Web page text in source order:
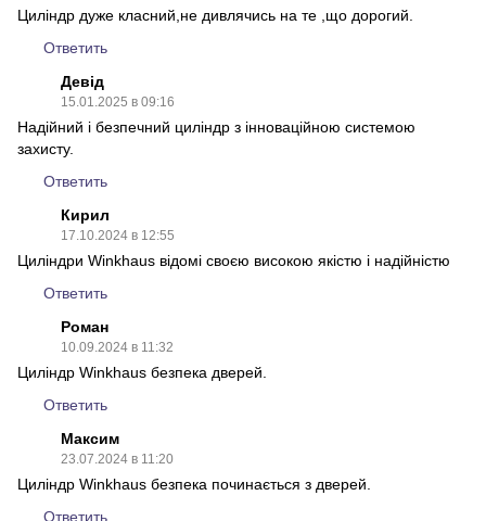
Циліндр дуже класний,не дивлячись на те ,що дорогий.
Ответить
Девід
15.01.2025 в 09:16
Надійний і безпечний циліндр з інноваційною системою
захисту.
Ответить
Кирил
17.10.2024 в 12:55
Циліндри Winkhaus відомі своєю високою якістю і надійністю
Ответить
Роман
10.09.2024 в 11:32
Циліндр Winkhaus безпека дверей.
Ответить
Максим
23.07.2024 в 11:20
Циліндр Winkhaus безпека починається з дверей.
Ответить